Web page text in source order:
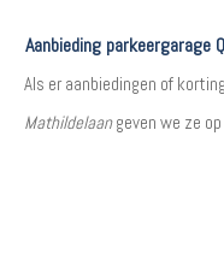
Aanbieding parkeergarage
Als er aanbiedingen of
Mathildelaangeven we ze op